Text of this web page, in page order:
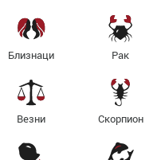
Близнаци Рак
Везни Скорпион